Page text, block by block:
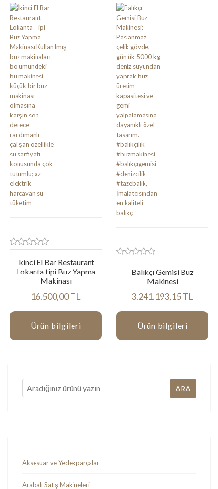
İkinci El Bar Restaurant
Lokanta tipi Buz Yapma
Makinası
16.500,00 TL
Ürün bilgileri
Balıkçı Gemisi Buz
Makinesi
3.241.193,15 TL
Ürün bilgileri
Aksesuar ve Yedekparçalar
Arabalı Satış Makineleri